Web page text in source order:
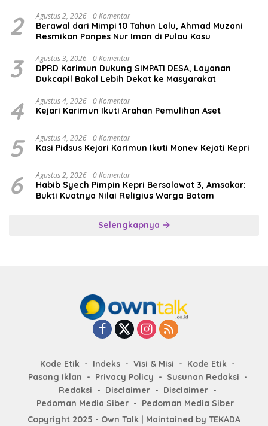
2 Agustus 2, 2026 0 Komentar
Berawal dari Mimpi 10 Tahun Lalu, Ahmad Muzani
Resmikan Ponpes Nur Iman di Pulau Kasu
3 Agustus 3, 2026 0 Komentar
DPRD Karimun Dukung SIMPATI DESA, Layanan
Dukcapil Bakal Lebih Dekat ke Masyarakat
4 Agustus 4, 2026 0 Komentar
Kejari Karimun Ikuti Arahan Pemulihan Aset
5 Agustus 4, 2026 0 Komentar
Kasi Pidsus Kejari Karimun Ikuti Monev Kejati Kepri
6 Agustus 2, 2026 0 Komentar
Habib Syech Pimpin Kepri Bersalawat 3, Amsakar:
Bukti Kuatnya Nilai Religius Warga Batam
Selengkapnya
Kode Etik Indeks Visi & Misi
Kode Etik
Pasang Iklan
Privacy Policy
Susunan Redaksi
Redaksi
Disclaimer
Disclaimer
Pedoman Media Siber
Pedoman Media Siber
Copyright 2025 - Own Talk | Maintained by TEKADA